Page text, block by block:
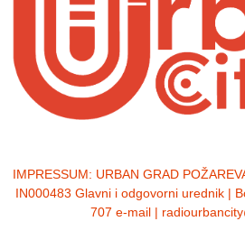
IMPRESSUM: URBAN GRAD
IN000483 Glavni i odgovorni urednik |
707 e-mail |